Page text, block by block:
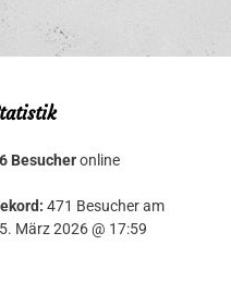
Besucheronline
471 Besucher am
März 2026 @ 17:59